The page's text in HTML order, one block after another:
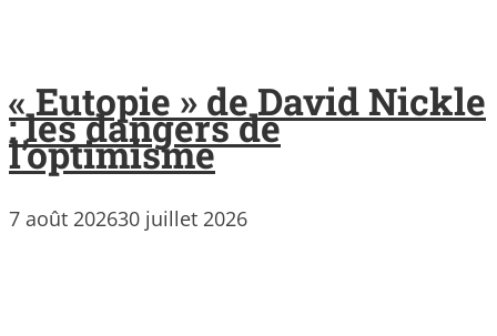
« Eutopie » de David Nickle
: les dangers de
l’optimisme
7 août 202630 juillet 2026